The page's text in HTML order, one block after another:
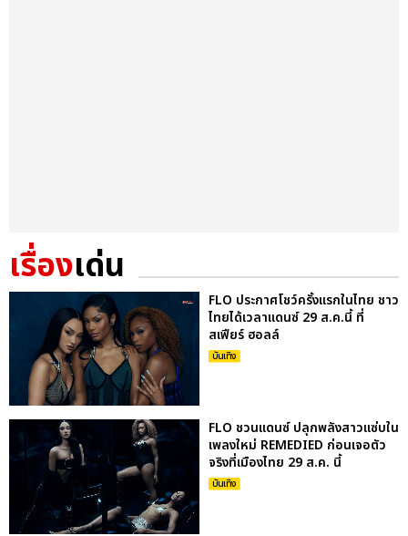
เรื่องเด่น
FLO ประกาศโชว์ครั้งแรกในไทย ชาว
ไทยได้เวลาแดนซ์ 29 ส.ค.นี้ ที่
สเฟียร์ ฮอลล์
บันเทิง
FLO ชวนแดนซ์ ปลุกพลังสาวแซ่บใน
เพลงใหม่ REMEDIED ก่อนเจอตัว
จริงที่เมืองไทย 29 ส.ค. นี้
บันเทิง